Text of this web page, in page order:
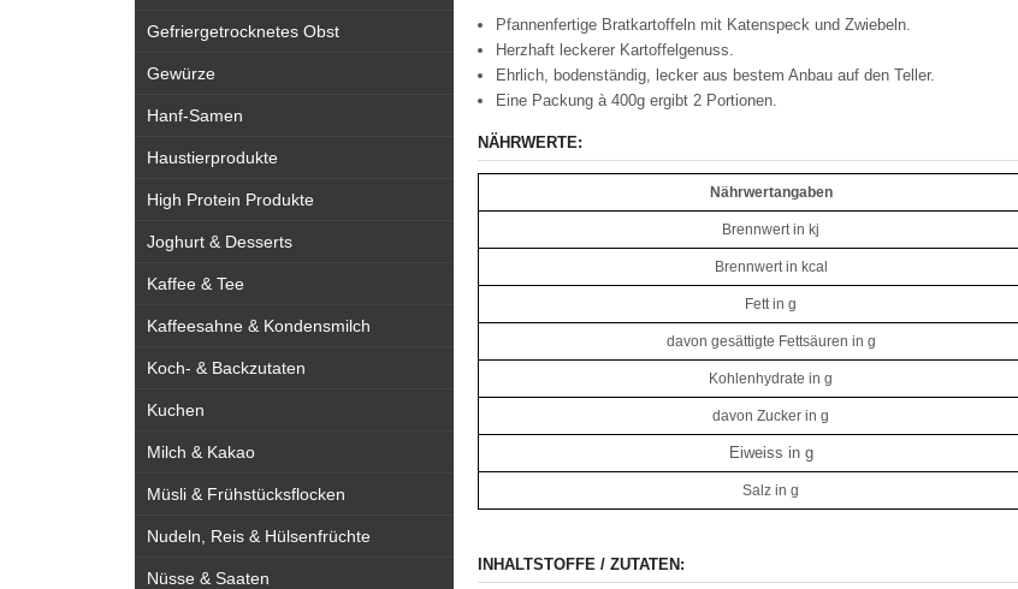
Pfannenfertige Bratkartoffeln mit Katenspeck und Zwiebeln.
Herzhaft leckerer Kartoffelgenuss.
Ehrlich, bodenständig, lecker aus bestem Anbau auf den Teller.
Eine Packung à 400g ergibt 2 Portionen.
NÄHRWERTE:
Nährwertangaben
Brennwert in kj
Brennwert in kcal
Fett in g
davon gesättigte Fettsäuren in g
Kohlenhydrate in g
davon Zucker in g
Eiweiss in g
Salz in g
INHALTSTOFFE / ZUTATEN:
Gefriergetrocknetes Obst
Gewürze
Hanf-Samen
Haustierprodukte
High Protein Produkte
Joghurt & Desserts
Kaffee & Tee
Kaffeesahne & Kondensmilch
Koch- & Backzutaten
Kuchen
Milch & Kakao
Müsli & Frühstücksflocken
Nudeln, Reis & Hülsenfrüchte
Nüsse & Saaten